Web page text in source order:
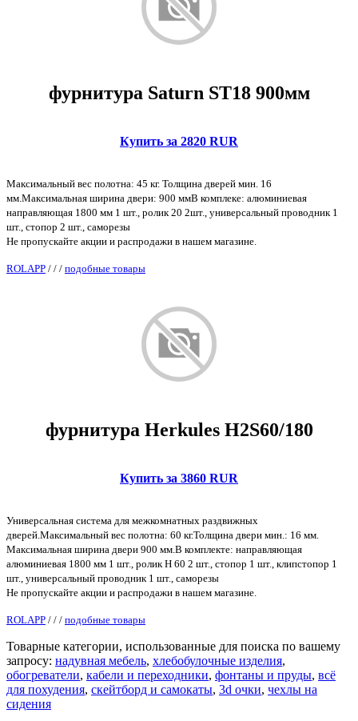
фурнитура Saturn ST18 900мм
Купить за 2820 RUR
Максимальный вес полотна: 45 кг. Толщина дверей мин. 16
мм.Максимальная ширина двери: 900 ммВ комплеке: алюминиевая
направляющая 1800 мм 1 шт., ролик 20 2шт., универсальный проводник 1
шт., стопор 2 шт., саморезы
Не пропускайте акции и распродажи в нашем магазине.
ROLAPP / / / подобные товары
фурнитура Herkules H2S60/180
Купить за 3860 RUR
Универсальная система для межкомнатных раздвижных
дверей.Максимальный вес полотна: 60 кг.Толщина двери мин.: 16 мм.
Максимальная ширина двери 900 мм.В комплекте: направляющая
алюминиевая 1800 мм 1 шт., ролик H 60 2 шт., стопор 1 шт., клипстопор 1
шт., универсальный проводник 1 шт., саморезы
Не пропускайте акции и распродажи в нашем магазине.
ROLAPP / / / подобные товары
Товарные категории, использованные для поиска по вашему
запросу: надувная мебель, хлебобулочные изделия,
обогреватели, кабели и переходники, фонтаны и пруды, всё
для похудения, скейтборд и самокаты, 3d очки, чехлы на
сидения